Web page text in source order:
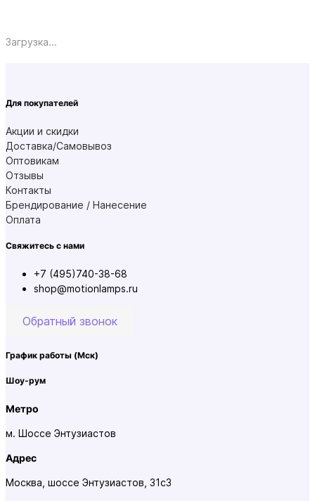
Загрузка...
Для покупателей
Акции и скидки
Доставка/Самовывоз
Оптовикам
Отзывы
Контакты
Брендирование / Нанесение
Оплата
Свяжитесь с нами
+7 (495)740-38-68
shop@motionlamps.ru
Обратный звонок
График работы (Мск)
Шоу-рум
Метро
м. Шоссе Энтузиастов
Адрес
Москва, шоссе Энтузиастов, 31с3